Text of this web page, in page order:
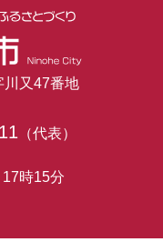
又47番地
（代表）
時15分